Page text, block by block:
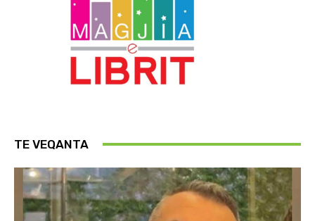
TE VEQANTA